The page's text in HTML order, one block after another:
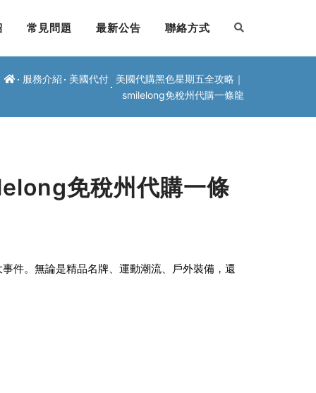
常見問題 最新公告 聯絡方式
服務介紹 美國代付
美國代購黑色星期五全攻略｜
smilelong免稅州代購一條龍
免稅州代購一條
件。無論是精品名牌、運動潮流、戶外裝備，還